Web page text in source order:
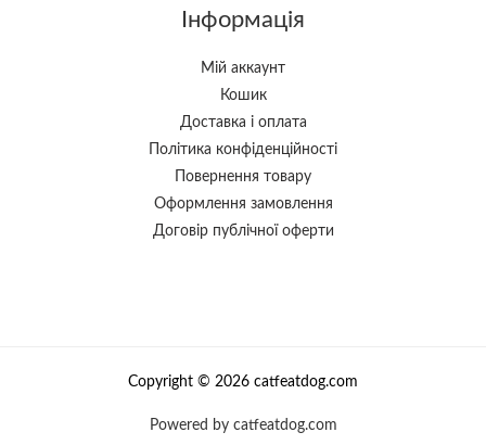
Інформація
Мій аккаунт
Кошик
Доставка і оплата
Політика конфіденційності
Повернення товару
Оформлення замовлення
Договір публічної оферти
Copyright © 2026 catfeatdog.com
Powered by catfeatdog.com